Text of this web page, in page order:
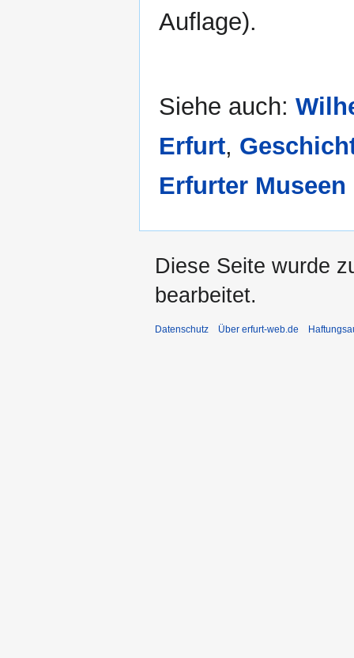
Auflage).
Siehe auch:
Erfurt,
Erfurter Museen
Diese Seite wurde
bearbeitet.
Datenschutz Über erfurt-web.de